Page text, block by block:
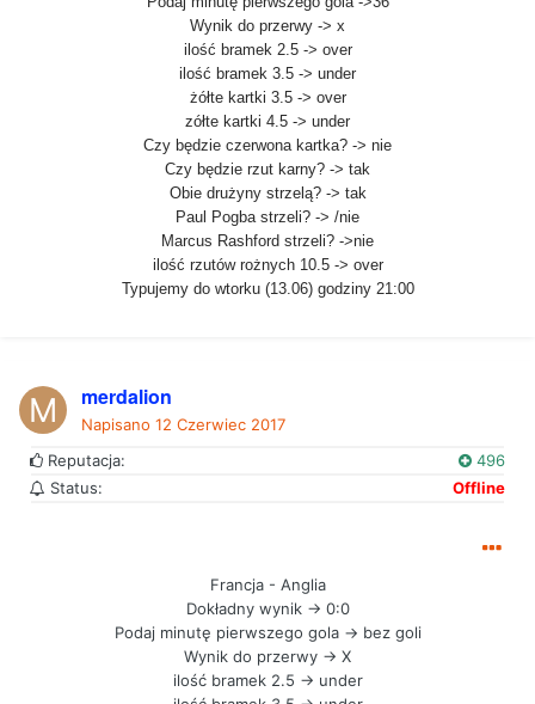
Wynik do przerwy -> x
ilość bramek 2.5 -> over
ilość bramek 3.5 -> under
żółte kartki 3.5 -> over
zółte kartki 4.5 -> under
Czy będzie czerwona kartka? -> nie
Czy będzie rzut karny? -> tak
Obie drużyny strzelą? -> tak
Paul Pogba strzeli? -> /nie
Marcus Rashford strzeli? ->nie
ilość rzutów rożnych 10.5 -> over
Typujemy do wtorku (13.06) godziny 21:00
merdalion
Napisano 12 Czerwiec 2017
Reputacja:
496
Status:
Offline
Francja - Anglia
Dokładny wynik -> 0:0
Podaj minutę pierwszego gola -> bez goli
Wynik do przerwy -> X
ilość bramek 2.5 -> under